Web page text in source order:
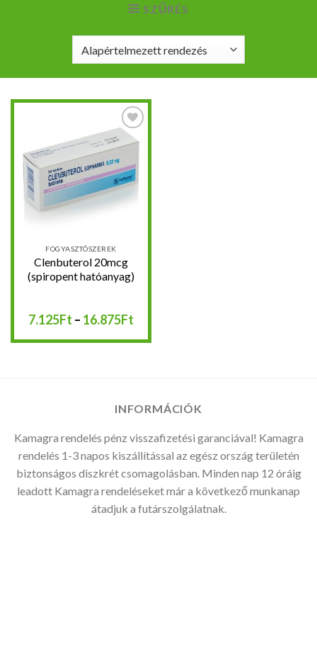
SZŰRÉS
Kedvencekhez
FOGYASZTÓSZEREK
Clenbuterol 20mcg
(spiropent hatóanyag)
7.125Ft – 16.875Ft
-
INFORMÁCIÓK
Kamagra rendelés pénz visszafizetési garanciával! Kamagra
rendelés 1-3 napos kiszállítással az egész ország területén
biztonságos diszkrét csomagolásban. Minden nap 12 óráig
leadott Kamagra rendeléseket már a következő munkanap
átadjuk a futárszolgálatnak.